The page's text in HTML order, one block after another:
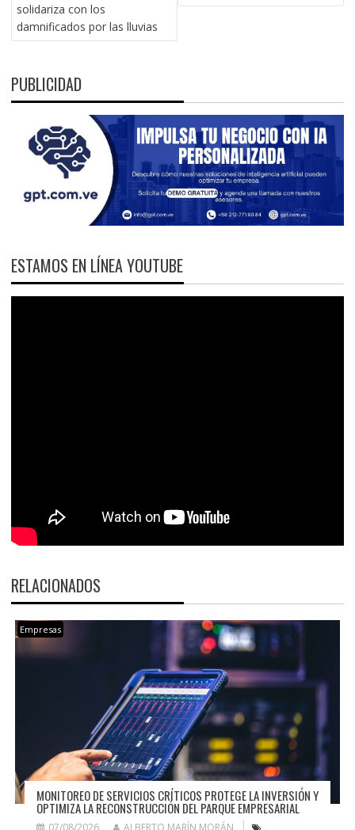
solidariza con los
damnificados por las lluvias
PUBLICIDAD
ESTAMOS EN LÍNEA YOUTUBE
RELACIONADOS
Empresas
MONITOREO DE SERVICIOS CRÍTICOS PROTEGE LA INVERSIÓN Y
OPTIMIZA LA RECONSTRUCCIÓN DEL PARQUE EMPRESARIAL
07/08/2026 ALBERTO MARÍN MORÁN